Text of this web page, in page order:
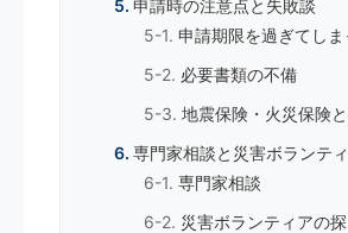
申請時の注意点と失敗談
申請期限を過ぎてしま
必要書類の不備
地震保険・火災保険
専門家相談と災害ボランテ
専門家相談
災害ボランティアの